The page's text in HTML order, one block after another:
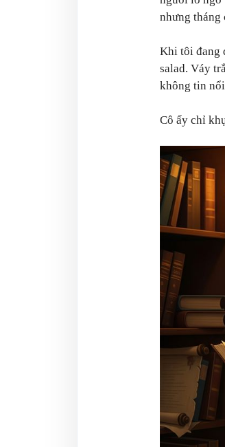
nhưng tháng
Khi tôi đang
salad. Váy
không tin
Cô ấy chỉ